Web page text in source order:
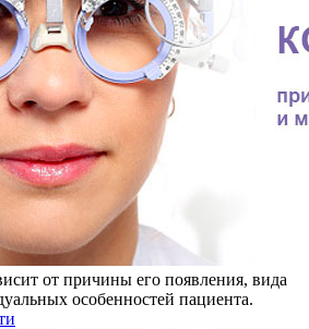
от причины его появления, вида
особенностей пациента.